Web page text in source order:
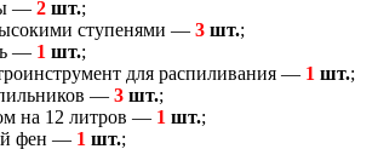
— 2 шт.;
ступенями — 3 шт.;
— 1 шт.;
для распиливания — 1 шт.;
— 3 шт.;
на 12 литров — 1 шт.;
фен — 1 шт.;